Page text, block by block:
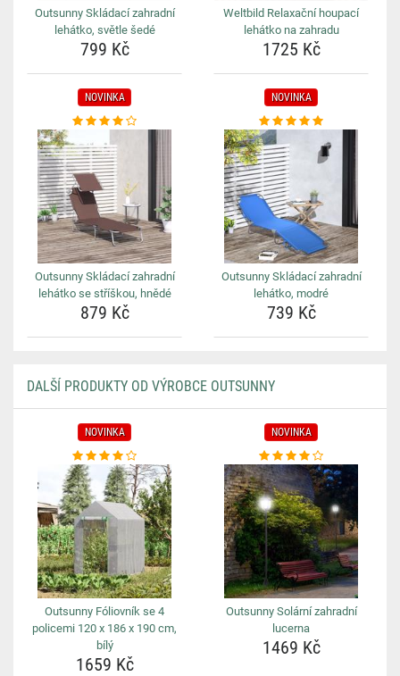
Outsunny Skládací zahradní
lehátko, světle šedé
799 Kč
Weltbild Relaxační houpací
lehátko na zahradu
1725 Kč
NOVINKA
Outsunny Skládací zahradní
lehátko se stříškou, hnědé
879 Kč
NOVINKA
Outsunny Skládací zahradní
lehátko, modré
739 Kč
DALŠÍ PRODUKTY OD VÝROBCE OUTSUNNY
NOVINKA
Outsunny Fóliovník se 4
policemi 120 x 186 x 190 cm,
bílý
1659 Kč
NOVINKA
Outsunny Solární zahradní
lucerna
1469 Kč